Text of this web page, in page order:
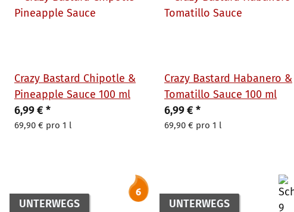
Crazy Bastard Chipotle &
Pineapple Sauce 100 ml
6,99 €*
69,90 € pro 1 l
Crazy Bastard Habanero &
Tomatillo Sauce 100 ml
6,99 €*
69,90 € pro 1 l
UNTERWEGS UNTERWEGS